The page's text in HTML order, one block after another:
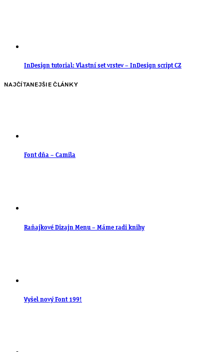
InDesign tutorial: Vlastní set vrstev – InDesign script CZ
NAJČÍTANEJŠIE ČLÁNKY
Font dňa – Camila
Raňajkové Dizajn Menu – Máme radi knihy
Vyšel nový Font 199!